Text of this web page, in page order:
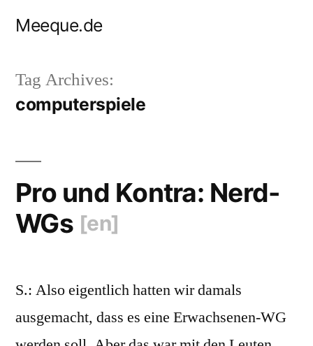
Meeque.de
Tag Archives:
computerspiele
Pro und Kontra: Nerd-
WGs [en]
S.: Also eigentlich hatten wir damals
ausgemacht, dass es eine Erwachsenen-WG